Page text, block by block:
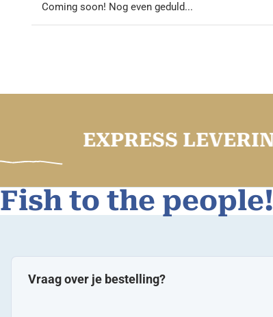
Coming soon! Nog even geduld...
EXPRESS LEVERING
Fish to the people!
Vraag over je bestelling?